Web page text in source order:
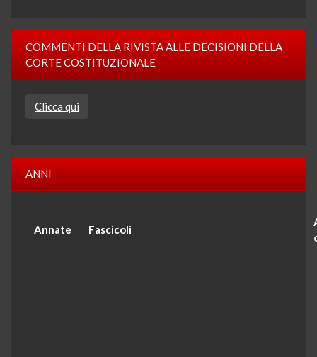
COMMENTI DELLA RIVISTA ALLE DECISIONI DELLA
CORTE COSTITUZIONALE
Clicca qui
ANNI
Annate Fascicoli